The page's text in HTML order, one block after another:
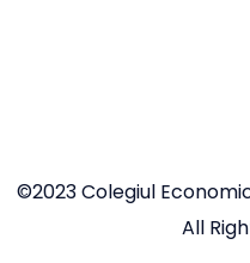
©2023 Colegiul
All